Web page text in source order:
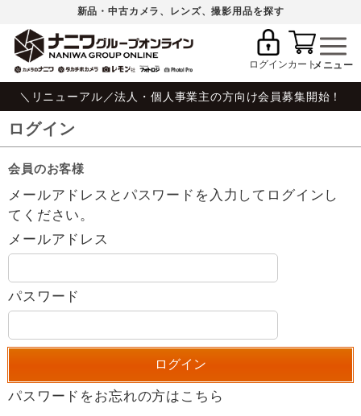
新品・中古カメラ、レンズ、撮影用品を探す
ログインカート
＼リニューアル／法人・個人事業主の方向け会員募集開始！
ログイン
会員のお客様
メールアドレスとパスワードを入力してログインし
てください。
メールアドレス
パスワード
パスワードをお忘れの方はこちら